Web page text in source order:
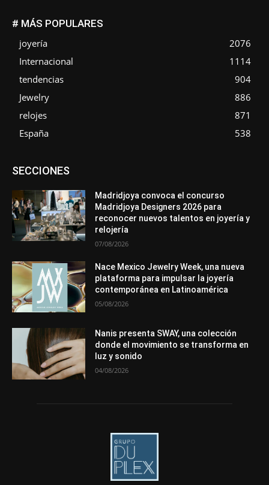
# MÁS POPULARES
joyería
2076
Internacional
1114
tendencias
904
Jewelry
886
relojes
871
España
538
SECCIONESAsociaciones
Entrevistas
Mundo Técnico
Novedades Opiniones
Perspectiva
Premios
Secciones Sin categoría
Más
Madridjoya convoca el concurso
Madridjoya Designers 2026 para
reconocer nuevos talentos en joyería y
relojería
07/08/2026
Nace Mexico Jewelry Week, una nueva
plataforma para impulsar la joyería
contemporánea en Latinoamérica
05/08/2026
Nanis presenta SWAY, una colección
donde el movimiento se transforma en
luz y sonido
04/08/2026